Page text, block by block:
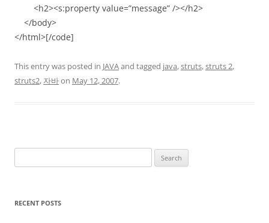
<h2><s:property value=”message” /></h2>
</body>
</html>[/code]
This entry was posted in JAVAand tagged java,struts,struts 2,
struts2, 자바on May 12, 2007.
for:
RECENT POSTS